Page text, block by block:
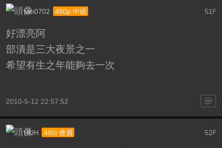
51 F
lwh0702 480p 中級
好漂亮阿
部潰是三大夜景之一
希望有生之年能夠去一次
2010-5-12 22:57:52
52 F
HUH 480i 會員